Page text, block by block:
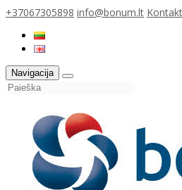
+37067305898 info@bonum.lt
Navigacija